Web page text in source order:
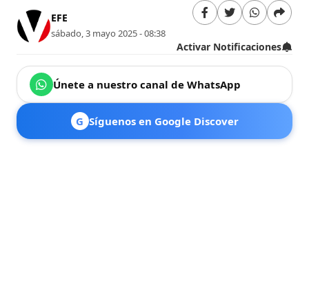
EFE
sábado, 3 mayo 2025 - 08:38
Activar Notificaciones
Únete a nuestro canal de WhatsApp
G Síguenos en Google Discover